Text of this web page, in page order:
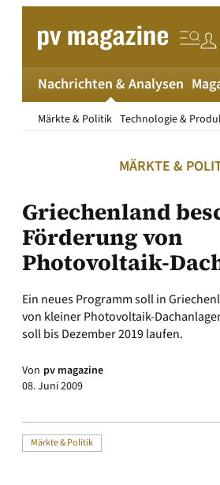
springen
Nachrichten & Analysen
Märkte & Politik Technologie &
MÄRKTE &
Griechenland
Förderung von
Photovoltaik-
Ein neues Programm soll in
von kleiner Photovoltaik-
soll bis Dezember 2019 laufen.
Von pv magazine
08. Juni 2009
Märkte & Politik